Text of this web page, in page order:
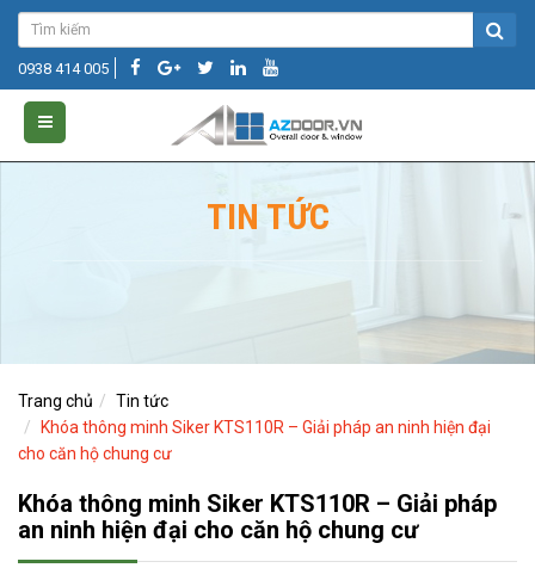
0938 414 005
TIN TỨC
Trang chủ
Tin tức
Khóa thông minh Siker KTS110R – Giải pháp an ninh hiện đại
cho căn hộ chung cư
Khóa thông minh Siker KTS110R – Giải pháp
an ninh hiện đại cho căn hộ chung cư